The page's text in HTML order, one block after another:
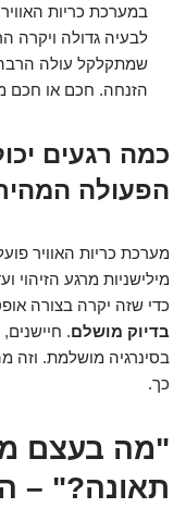
במערכת כריות
לבעיה גדולה ויקרה
שמתקלקל עולה
הזנחה. חכם או חכם
כמה רגעים
הפעולה
מילישניות מרגע
כדי שזה יקרה בצורה
בדיוק מושלם.
בסינרגיה מושלמת.
כך.
"מה בעצם
תאונה?" –